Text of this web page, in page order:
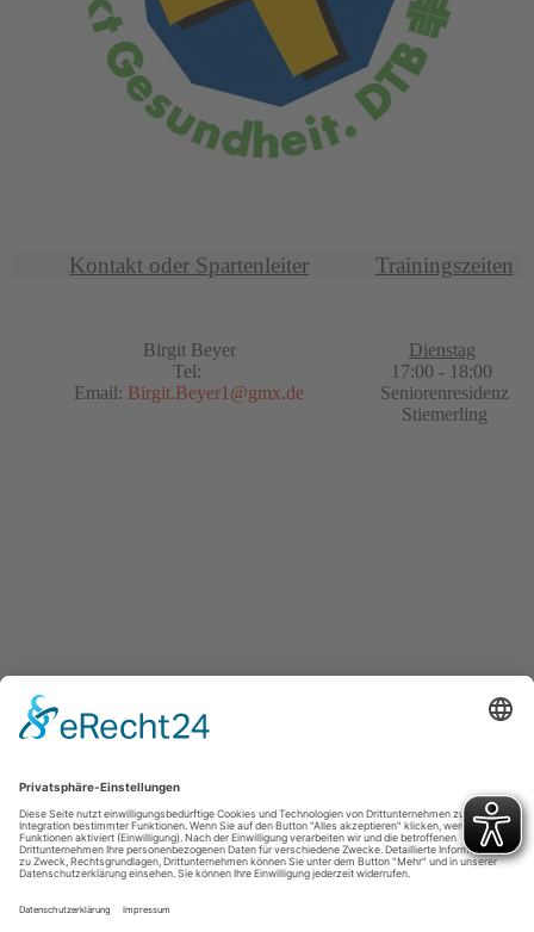
Kontakt oder Spartenleiter Trainingszeiten
Birgit Beyer
Tel:
Email: Birgit.Beyer1@gmx.de
Dienstag
17:00 - 18:00
Seniorenresidenz
Stiemerling
Otto-Escher-Str. 3
37197 Hattorf am Harz